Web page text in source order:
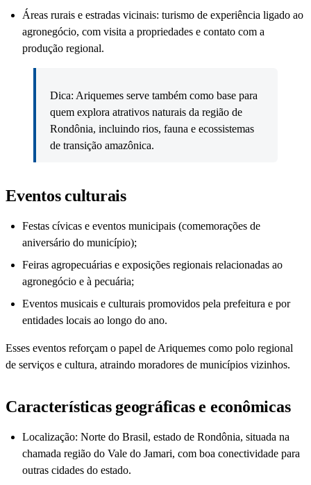
Áreas rurais e estradas vicinais: turismo de experiência ligado ao
agronegócio, com visita a propriedades e contato com a
produção regional.
Dica: Ariquemes serve também como base para
quem explora atrativos naturais da região de
Rondônia, incluindo rios, fauna e ecossistemas
de transição amazônica.
Eventos culturais
Festas cívicas e eventos municipais (comemorações de
aniversário do município);
Feiras agropecuárias e exposições regionais relacionadas ao
agronegócio e à pecuária;
Eventos musicais e culturais promovidos pela prefeitura e por
entidades locais ao longo do ano.
Esses eventos reforçam o papel de Ariquemes como polo regional
de serviços e cultura, atraindo moradores de municípios vizinhos.
Características geográficas e econômicas
Localização: Norte do Brasil, estado de Rondônia, situada na
chamada região do Vale do Jamari, com boa conectividade para
outras cidades do estado.